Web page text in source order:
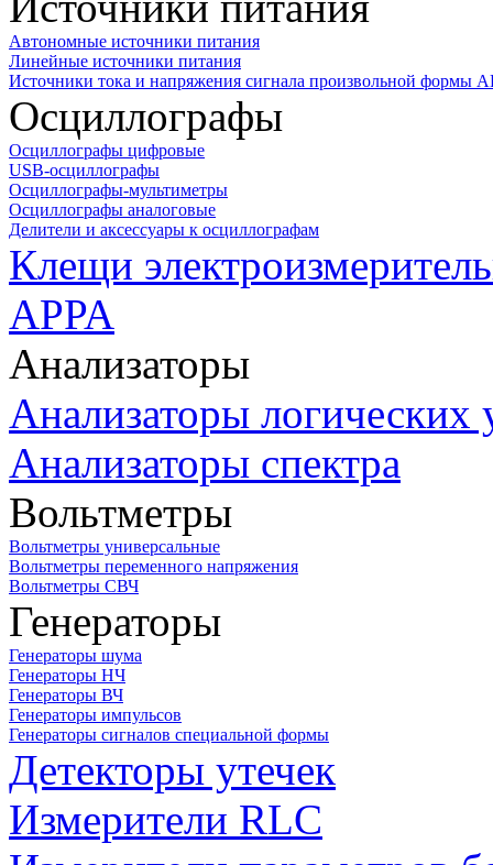
Автономные источники питания
Линейные источники питания
Источники тока и напряжения сигнала произвольной формы
Осциллографы
Осциллографы цифровые
USB-осциллографы
Осциллографы-мультиметры
Осциллографы аналоговые
Делители и аксессуары к осциллографам
Клещи
APPA
Анализаторы
Анализаторы логических
Анализаторы спектра
Вольтметры
Вольтметры универсальные
Вольтметры переменного напряжения
Вольтметры СВЧ
Генераторы
Генераторы шума
Генераторы НЧ
Генераторы ВЧ
Генераторы импульсов
Генераторы сигналов специальной формы
Детекторы утечек
Измерители RLC